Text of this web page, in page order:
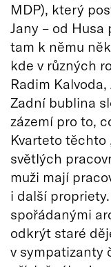
MDP), který
Jany – od Husa
tam k němu
kde v různých
Radim
Zadní bublina
zázemí pro to,
Kvarteto těchto
světlých
muži mají
i další
spořádanými
odkrýt staré
v sympatizanty